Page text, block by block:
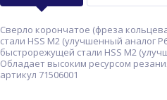
Сверло корончатое (фреза
стали HSS M2 (улучшенный аналог
быстрорежущей стали HSS M2
Обладает высоким ресурсом
артикул 71506001